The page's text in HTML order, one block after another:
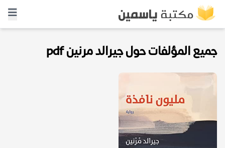
جميع المؤلفات حول جيرالد مرنين pdf